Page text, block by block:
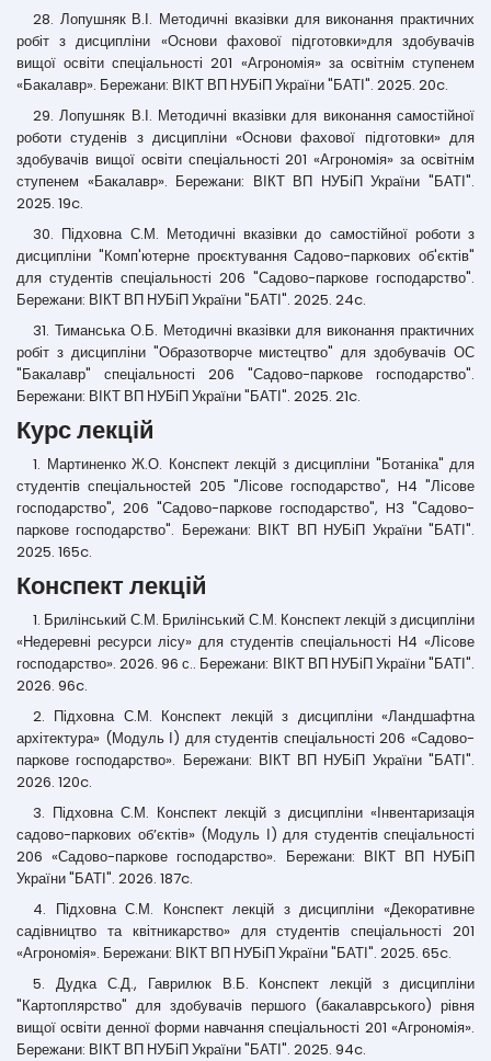
28. Лопушняк В.І. Методичні вказівки для виконання практичних
робіт з дисципліни «Основи фахової підготовки»для здобувачів
вищої освіти спеціальності 201 «Агрономія» за освітнім ступенем
«Бакалавр». Бережани: ВІКТ ВП НУБіП України "БАТІ". 2025. 20c.
29. Лопушняк В.І. Методичні вказівки для виконання самостійної
роботи студенів з дисципліни «Основи фахової підготовки» для
здобувачів вищої освіти спеціальності 201 «Агрономія» за освітнім
ступенем «Бакалавр». Бережани: ВІКТ ВП НУБіП України "БАТІ".
2025. 19c.
30. Підховна С.М. Методичні вказівки до самостійної роботи з
дисципліни "Комп'ютерне проєктування Садово-паркових об'єктів"
для студентів спеціальності 206 "Садово-паркове господарство".
Бережани: ВІКТ ВП НУБіП України "БАТІ". 2025. 24c.
31. Тиманська О.Б. Методичні вказівки для виконання практичних
робіт з дисципліни "Образотворче мистецтво" для здобувачів ОС
"Бакалавр" спеціальності 206 "Садово-паркове господарство".
Бережани: ВІКТ ВП НУБіП України "БАТІ". 2025. 21c.
Курс лекцій
1. Мартиненко Ж.О. Конспект лекцій з дисципліни "Ботаніка" для
студентів спеціальностей 205 "Лісове господарство", H4 "Лісове
господарство", 206 "Садово-паркове господарство", H3 "Садово-
паркове господарство". Бережани: ВІКТ ВП НУБіП України "БАТІ".
2025. 165c.
Конспект лекцій
1. Брилінський С.М. Брилінський С.М. Конспект лекцій з дисципліни
«Недеревні ресурси лісу» для студентів спеціальності Н4 «Лісове
господарство». 2026. 96 с.. Бережани: ВІКТ ВП НУБіП України "БАТІ".
2026. 96c.
2. Підховна С.М. Конспект лекцій з дисципліни «Ландшафтна
архітектура» (Модуль І) для студентів спеціальності 206 «Садово-
паркове господарство». Бережани: ВІКТ ВП НУБіП України "БАТІ".
2026. 120c.
3. Підховна С.М. Конспект лекцій з дисципліни «Інвентаризація
садово-паркових об’єктів» (Модуль І) для студентів спеціальності
206 «Садово-паркове господарство». Бережани: ВІКТ ВП НУБіП
України "БАТІ". 2026. 187c.
4. Підховна С.М. Конспект лекцій з дисципліни «Декоративне
садівництво та квітникарство» для студентів спеціальності 201
«Агрономія». Бережани: ВІКТ ВП НУБіП України "БАТІ". 2025. 65c.
5. Дудка С.Д., Гаврилюк В.Б. Конспект лекцій з дисципліни
"Картоплярство" для здобувачів першого (бакалаврського) рівня
вищої освіти денної форми навчання спеціальності 201 «Агрономія».
Бережани: ВІКТ ВП НУБіП України "БАТІ". 2025. 94c.